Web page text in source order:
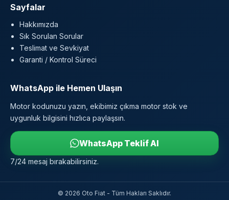
Sayfalar
Hakkımızda
Sık Sorulan Sorular
Teslimat ve Sevkiyat
Garanti / Kontrol Süreci
WhatsApp ile Hemen Ulaşın
Motor kodunuzu yazın, ekibimiz çıkma motor stok ve
uygunluk bilgisini hızlıca paylaşsın.
WhatsApp Teklif Al
7/24 mesaj bırakabilirsiniz.
© 2026 Oto Fiat - Tüm Hakları Saklıdır.